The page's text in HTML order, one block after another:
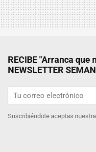
RECIBE "Arranca que
NEWSLETTER
Suscribiéndote aceptas nuestra